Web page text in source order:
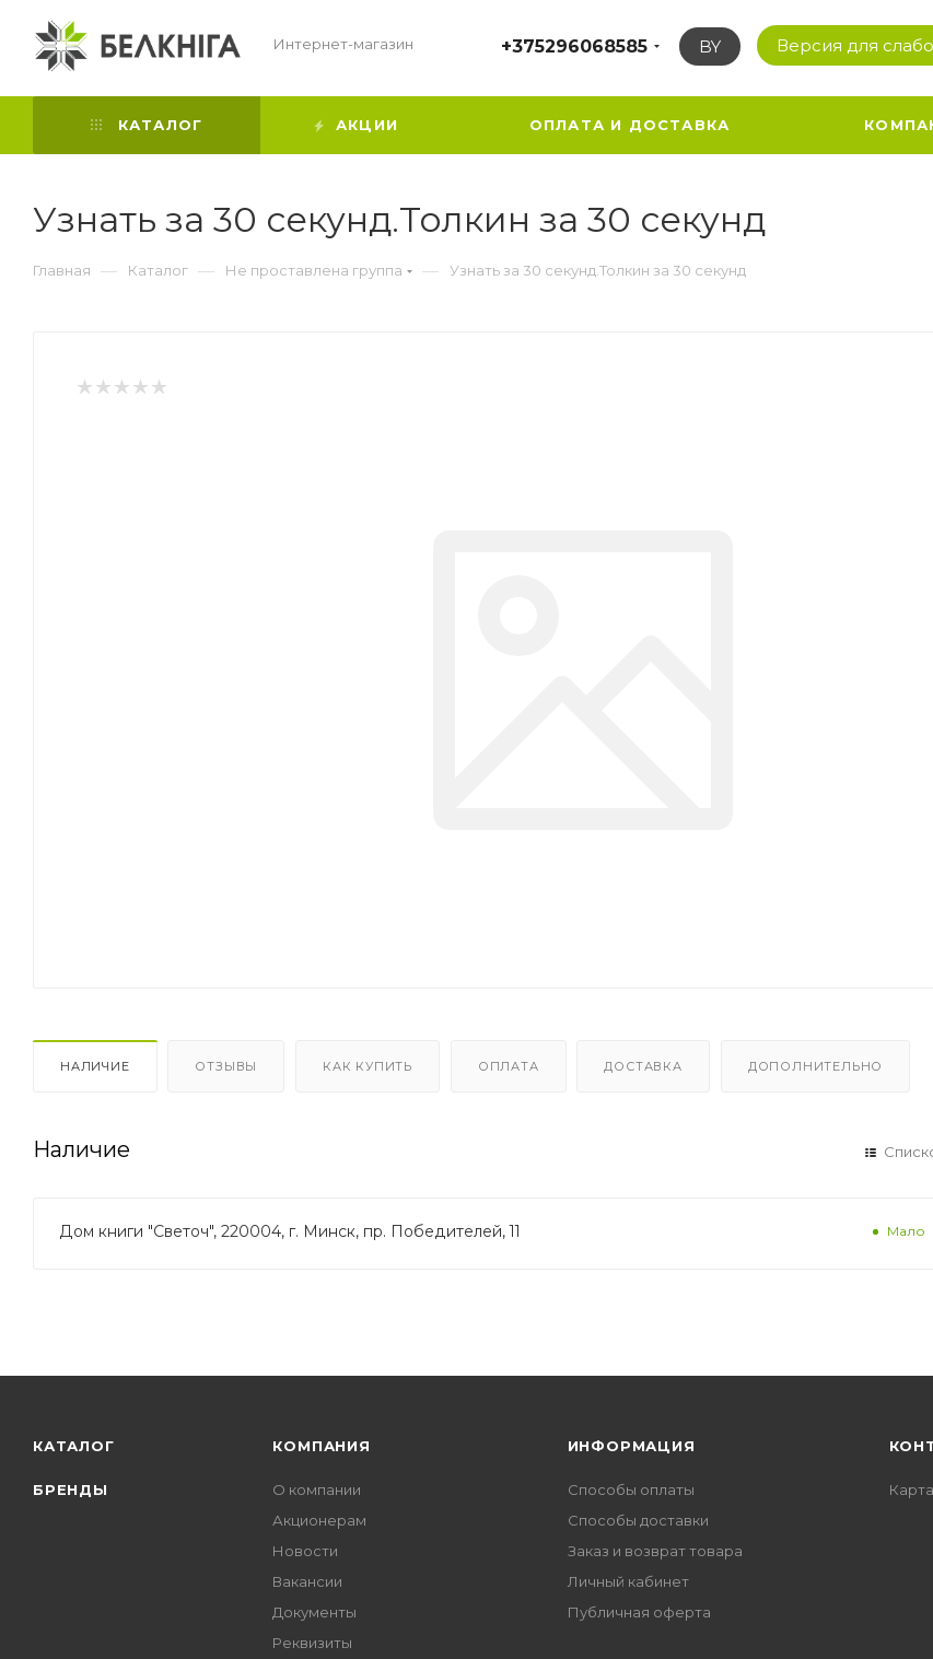
Интернет-магазин +375296068585 BY Версия для
КАТАЛОГ АКЦИИ ОПЛАТА И ДОСТАВКА
Узнать за 30 секунд.Толкин за 30 секунд
Главная — Каталог — Не проставлена группа — Узнать за 30 секунд.Толкин за 30 секунд
НАЛИЧИЕ ОТЗЫВЫ КАК КУПИТЬ ОПЛАТА ДОСТАВКА ДОПОЛНИТЕЛЬНО
Наличие
Дом книги "Светоч", 220004, г. Минск, пр. Победителей, 11 Мало
КАТАЛОГ
БРЕНДЫ
КОМПАНИЯ
О компании
Акционерам
Новости
Вакансии
Документы
Реквизиты
ИНФОРМАЦИЯ
Способы оплаты
Способы доставки
Заказ и возврат товара
Личный кабинет
Публичная оферта